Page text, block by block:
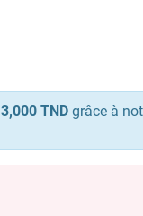
3,000 TND grâce à